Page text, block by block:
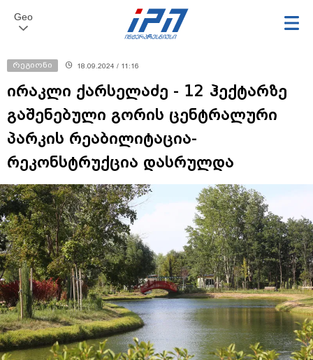
Geo
რეგიონი 18.09.2024 / 11:16
ირაკლი ქარსელაძე - 12 ჰექტარზე
გაშენებული გორის ცენტრალური
პარკის რეაბილიტაცია-
რეკონსტრუქცია დასრულდა